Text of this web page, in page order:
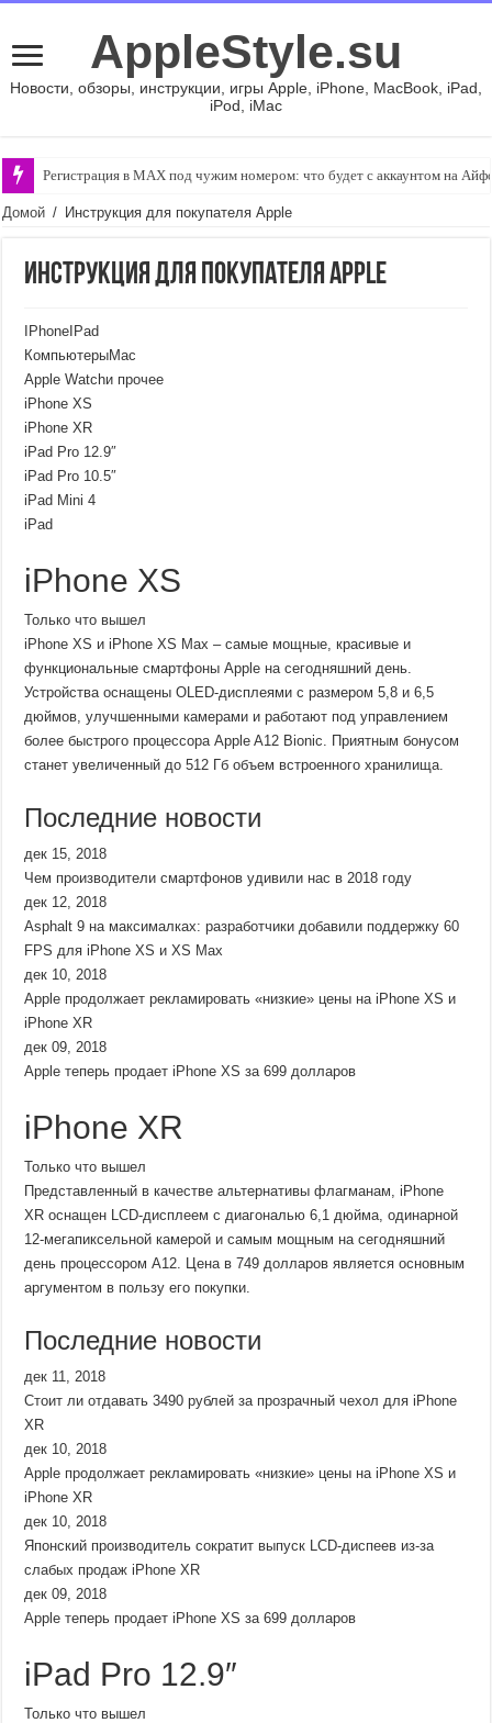
AppleStyle.su
Новости, обзоры, инструкции, игры Apple, iPhone, MacBook, iPad,
iPod, iMac
Регистрация в MAX под чужим номером: что будет с аккаунтом на
Домой / Инструкция для покупателя Apple
Инструкция для покупателя Apple
IPhoneIPad
КомпьютерыMac
Apple Watchи прочее
iPhone XS
iPhone XR
iPad Pro 12.9″
iPad Pro 10.5″
iPad Mini 4
iPad
iPhone XS
Только что вышел
iPhone XS и iPhone XS Max – самые мощные, красивые и
функциональные смартфоны Apple на сегодняшний день.
Устройства оснащены OLED-дисплеями с размером 5,8 и 6,5
дюймов, улучшенными камерами и работают под управлением
более быстрого процессора Apple A12 Bionic. Приятным бонусом
станет увеличенный до 512 Гб объем встроенного хранилища.
Последние новости
дек 15, 2018
Чем производители смартфонов удивили нас в 2018 году
дек 12, 2018
Asphalt 9 на максималках: разработчики добавили поддержку 60
FPS для iPhone XS и XS Max
дек 10, 2018
Apple продолжает рекламировать «низкие» цены на iPhone XS и
iPhone XR
дек 09, 2018
Apple теперь продает iPhone XS за 699 долларов
iPhone XR
Только что вышел
Представленный в качестве альтернативы флагманам, iPhone
XR оснащен LCD-дисплеем с диагональю 6,1 дюйма, одинарной
12-мегапиксельной камерой и самым мощным на сегодняшний
день процессором A12. Цена в 749 долларов является основным
аргументом в пользу его покупки.
Последние новости
дек 11, 2018
Стоит ли отдавать 3490 рублей за прозрачный чехол для iPhone
XR
дек 10, 2018
Apple продолжает рекламировать «низкие» цены на iPhone XS и
iPhone XR
дек 10, 2018
Японский производитель сократит выпуск LCD-диспеев из-за
слабых продаж iPhone XR
дек 09, 2018
Apple теперь продает iPhone XS за 699 долларов
iPad Pro 12.9″
Только что вышел